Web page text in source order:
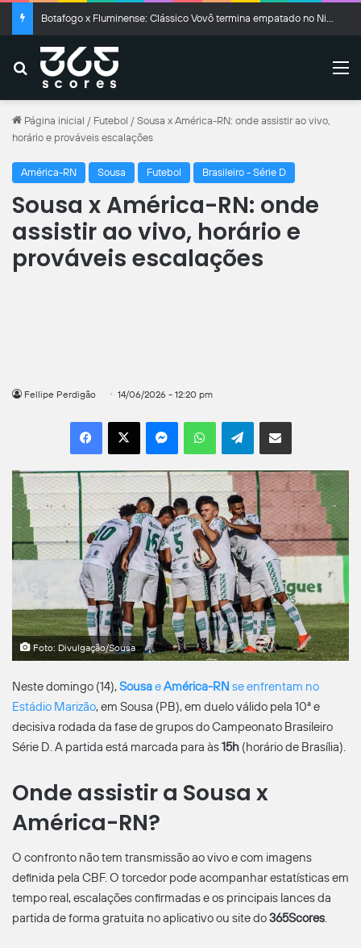
Botafogo x Fluminense: Clássico Vovô termina empatado no Nilton Santos
Buscar
Página inicial / Futebol / Sousa x América-RN: onde assistir ao vivo,
horário e prováveis escalações
América-RN Sousa Futebol Brasileiro - Série D
Sousa x América-RN: onde
assistir ao vivo, horário e
prováveis escalações
Fellipe Perdigão 14/06/2026 - 12:20 pm
Facebook
X MessengerWhatsAppTelegramCompartilhar por e-mail
Foto: Divulgação/Sousa
Neste domingo (14),SousaeAmérica-RN se enfrentam no
Estádio Marizão, em Sousa (PB), em duelo válido pela 10ª e
decisiva rodada da fase de grupos do Campeonato Brasileiro
Série D. A partida está marcada para às15h (horário de Brasília).
Onde assistir a Sousa x
América-RN?
O confronto não tem transmissão ao vivo e com imagens
definida pela CBF. O torcedor pode acompanhar estatísticas em
tempo real, escalações confirmadas e os principais lances da
partida de forma gratuita no aplicativo ou site do365Scores.